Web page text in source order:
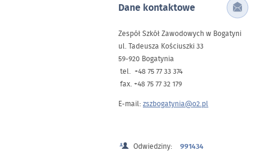
Dane kontaktowe
Zespół Szkół Zawodowych w Bogatyni
ul. Tadeusza Kościuszki 33
59-920 Bogatynia
tel. +48 75 77 33 374
fax. +48 75 77 32 179
E-mail: zszbogatynia@o2.pl
Odwiedziny: 991434